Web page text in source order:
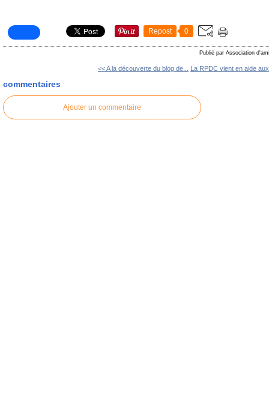
Repost 0
Publié par Association
<< A la découverte du blog de... La RPDC vient en aide
commentaires
Ajouter un commentaire